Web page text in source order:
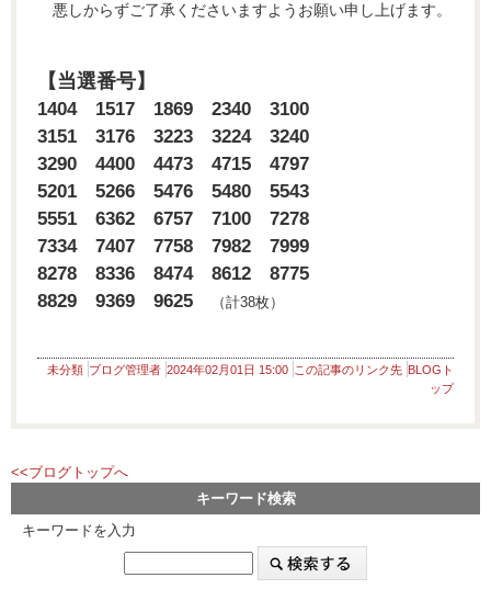
悪しからずご了承くださいますようお願い申し上げます。
【当選番号】
1404 1517 1869 2340 3100
3151 3176 3223 3224 3240
3290 4400 4473 4715 4797
5201 5266 5476 5480 5543
5551 6362 6757 7100 7278
7334 7407 7758 7982 7999
8278 8336 8474 8612 8775
8829 9369 9625
（計38枚）
未分類 ブログ管理者 2024年02月01日 15:00 この記事のリンク先 BLOGト
ップ
<<ブログトップへ
キーワード検索
キーワードを入力